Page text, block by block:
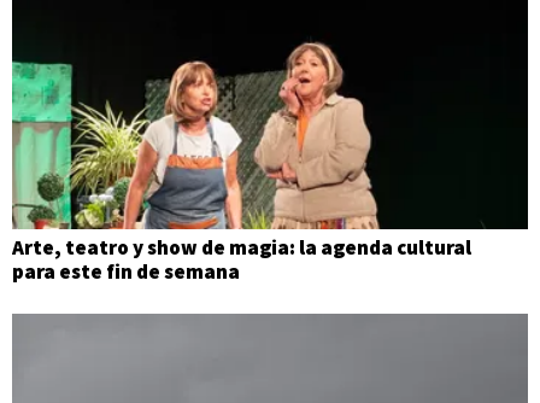
Arte, teatro y show de magia: la agenda cultural
para este fin de semana